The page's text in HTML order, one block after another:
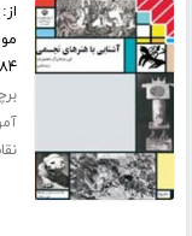
از:
۱۸۴